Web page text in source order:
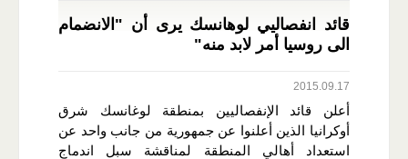
قائد انفصاليي لوهانسك يرى أن "الانضمام
الى روسيا أمر لابد منه"
2015.09.17
أعلن قائد الإنفصاليين بمنطقة لوغانسك شرق
أوكرانيا الذين أعلنوا عن جمهورية من جانب واحد عن
استعداد أهالي المنطقة لمناقشة سبل اندماج